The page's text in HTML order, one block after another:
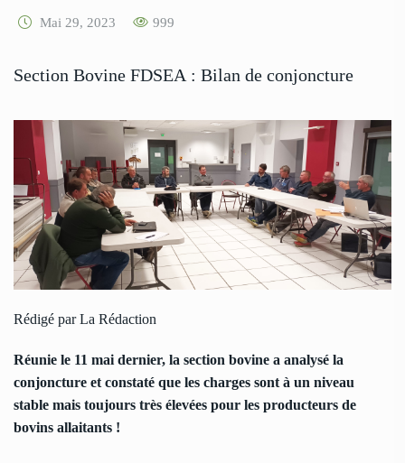
Mai 29, 2023 999
Section Bovine FDSEA : Bilan de conjoncture
Rédigé par La Rédaction
Réunie le 11 mai dernier, la section bovine a analysé la
conjoncture et constaté que les charges sont à un niveau
stable mais toujours très élevées pour les producteurs de
bovins allaitants !